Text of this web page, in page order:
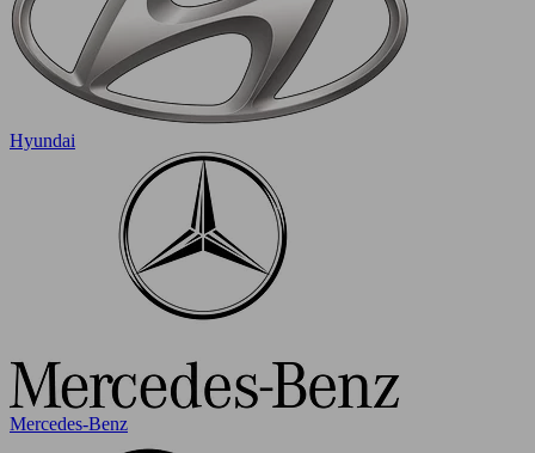
Hyundai
Mercedes-Benz